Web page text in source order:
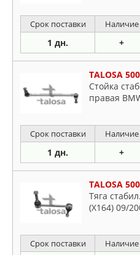
Срок поставки Наличие
1 дн. +
TALOSA
Стойка
правая
Срок поставки Наличие
1 дн. +
TALOSA
Тяга
(X164) 09/
Срок поставки Наличие